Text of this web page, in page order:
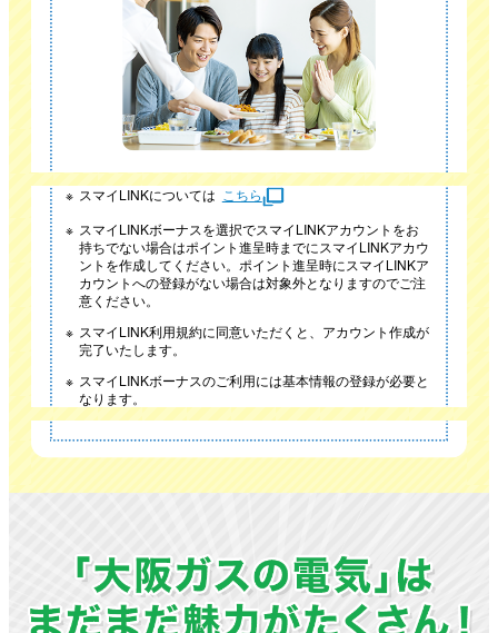
スマイLINKについては こちら
スマイLINKボーナスを選択でスマイLINKアカウントをお
持ちでない場合はポイント進呈時までにスマイLINKアカウ
ントを作成してください。ポイント進呈時にスマイLINKア
カウントへの登録がない場合は対象外となりますのでご注
意ください。
スマイLINK利用規約に同意いただくと、アカウント作成が
完了いたします。
スマイLINKボーナスのご利用には基本情報の登録が必要と
なります。